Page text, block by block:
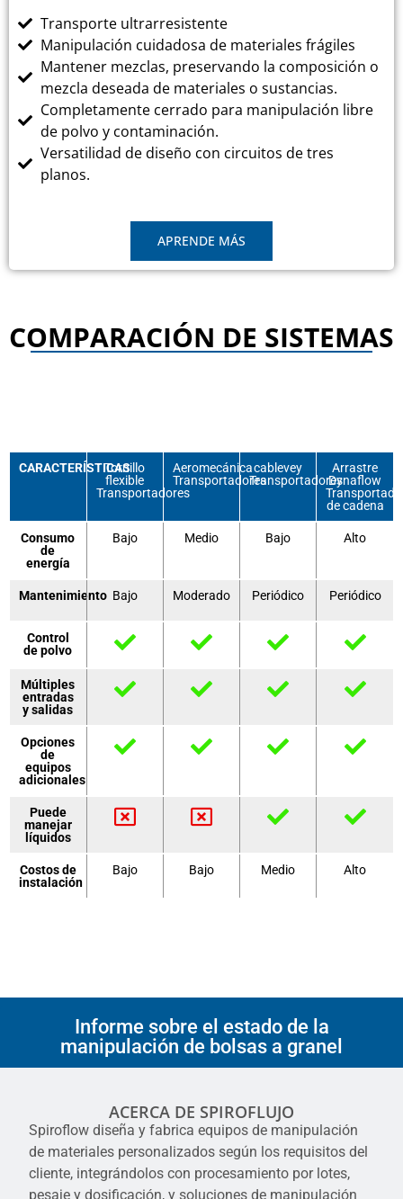
Transporte ultrarresistente
Manipulación cuidadosa de materiales frágiles
Mantener mezclas, preservando la composición o
mezcla deseada de materiales o sustancias.
Completamente cerrado para manipulación libre
de polvo y contaminación.
Versatilidad de diseño con circuitos de tres
planos.
APRENDE MÁS
COMPARACIÓN DE SISTEMAS
CARACTERÍSTICAS
Tornillo
flexible
Transportadores
Aeromecánica
Transportadores
cablevey
Transportadores
Arrastre
Dynaflow
de cadena
Consumo
de
energía
Bajo Medio Bajo Alto
Mantenimiento Bajo Moderado Periódico Periódico
Control
de polvo
Múltiples
entradas
y salidas
Opciones
de
equipos
adicionales
Puede
manejar
líquidos
Costos de
instalación
Bajo Bajo Medio Alto
Informe sobre el estado de la
manipulación de bolsas a granel
ACERCA DE SPIROFLUJO
Spiroflow diseña y fabrica equipos de manipulación
de materiales personalizados según los requisitos del
cliente, integrándolos con procesamiento por lotes,
pesaje y dosificación, y soluciones de manipulación